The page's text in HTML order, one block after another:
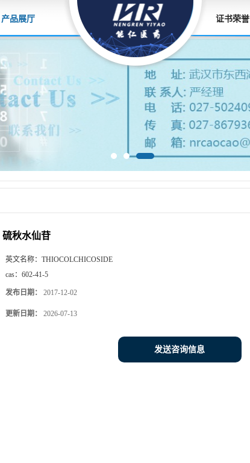
产品展厅 证书荣誉
硫秋水仙苷
英文名称： THIOCOLCHICOSIDE
cas： 602-41-5
发布日期： 2017-12-02
更新日期： 2026-07-13
发送咨询信息